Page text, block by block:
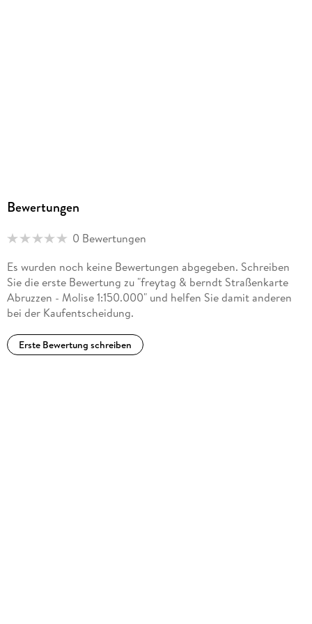
Bewertungen
0 Bewertungen
Es wurden noch keine Bewertungen abgegeben. Schreiben
Sie die erste Bewertung zu "freytag & berndt Straßenkarte
Abruzzen - Molise 1:150.000" und helfen Sie damit anderen
bei der Kaufentscheidung.
Erste Bewertung schreiben